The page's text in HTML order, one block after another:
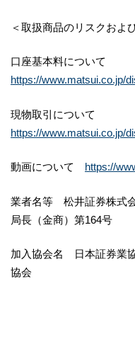
＜取扱商品のリスクおよ
口座基本料について
https://www.matsui.co.jp/
現物取引について
https://www.matsui.co.jp/
動画について https://
業者名等 松井証券株式
局長（金商）第164号
加入協会名 日本証券業
協会